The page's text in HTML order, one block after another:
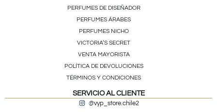
PERFUMES DE DISEÑADOR
PERFUMES ÁRABES
PERFUMES NICHO
VICTORIA’S SECRET
VENTA MAYORISTA
POLÍTICA DE DEVOLUCIONES
TÉRMINOS Y CONDICIONES
SERVICIO AL CLIENTE
@vyp_store.chile2